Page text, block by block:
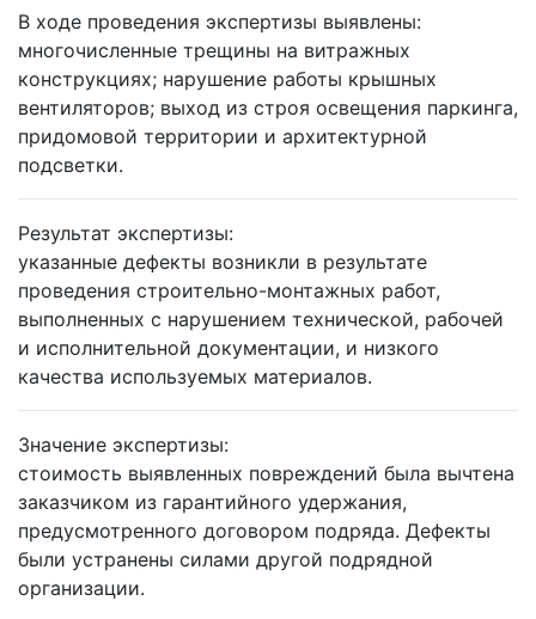
В ходе проведения экспертизы выявлены:
многочисленные трещины на витражных
конструкциях; нарушение работы крышных
вентиляторов; выход из строя освещения паркинга,
придомовой территории и архитектурной
подсветки.
Результат экспертизы:
указанные дефекты возникли в результате
проведения строительно-монтажных работ,
выполненных с нарушением технической, рабочей
и исполнительной документации, и низкого
качества используемых материалов.
Значение экспертизы:
стоимость выявленных повреждений была вычтена
заказчиком из гарантийного удержания,
предусмотренного договором подряда. Дефекты
были устранены силами другой подрядной
организации.